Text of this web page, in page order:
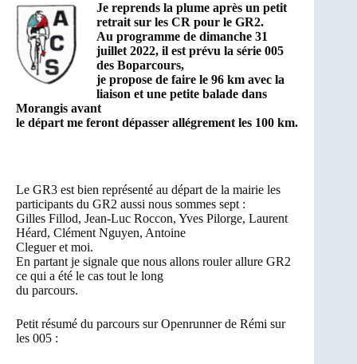
Je reprends la plume après un petit
retrait sur les CR pour le GR2.
Au programme de dimanche 31
juillet 2022, il est prévu la série 005
des Boparcours,
je propose de faire le 96 km avec la
liaison et une petite balade dans
Morangis avant
le départ me feront dépasser allégrement les 100 km.
Le GR3 est bien représenté au départ de la mairie les
participants du GR2 aussi nous sommes sept :
Gilles Fillod, Jean-Luc Roccon, Yves Pilorge, Laurent
Héard, Clément Nguyen, Antoine
Cleguer et moi.
En partant je signale que nous allons rouler allure GR2
ce qui a été le cas tout le long
du parcours.
Petit résumé du parcours sur Openrunner de Rémi sur
les 005 :